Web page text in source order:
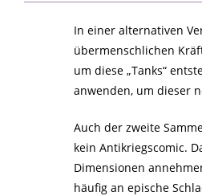
In einer alternativen
übermenschlichen
um diese „Tanks“
anwenden, um dieser
Auch der zweite
kein Antikriegscomic.
Dimensionen
häufig an epische